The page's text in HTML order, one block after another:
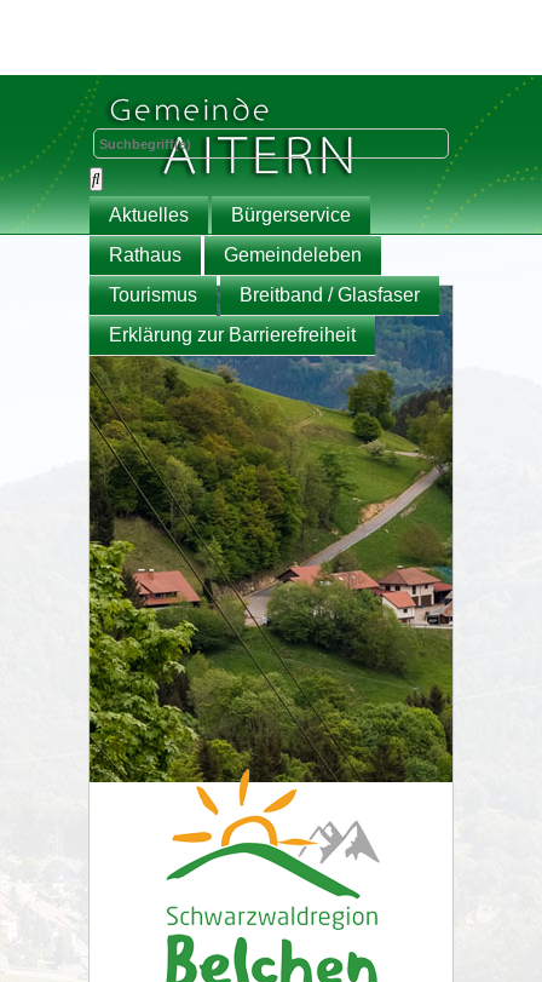
Aktuelles
Bürgerservice
Rathaus
Gemeindeleben
Tourismus
Breitband / Glasfaser
Erklärung zur Barrierefreiheit